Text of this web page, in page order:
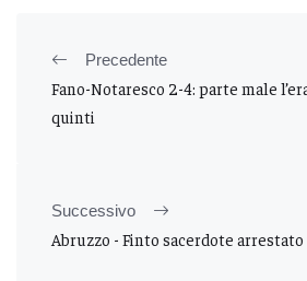
Precedente
Fano-Notaresco 2-4: parte male
quinti
Successivo
Abruzzo - Finto sacerdote